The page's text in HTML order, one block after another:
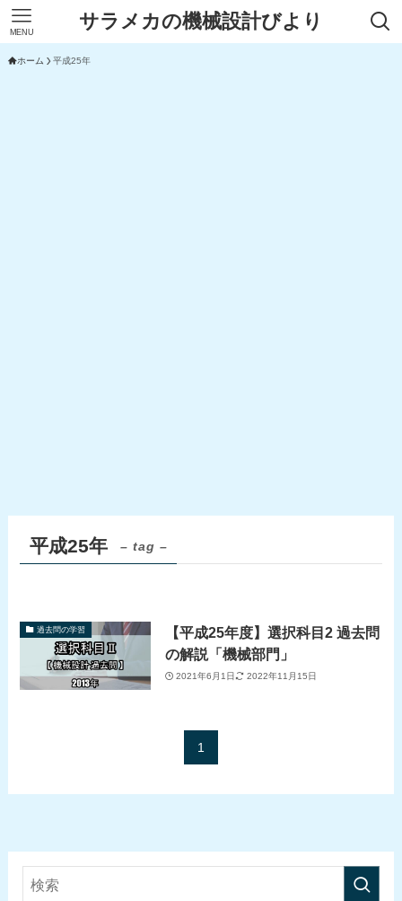
サラメカの機械設計びより
MENU
ホーム 平成25年
平成25年 – tag –
過去問の学習
【平成25年度】選択科目2 過去問
の解説「機械部門」
2021年6月1日 2022年11月15日
1